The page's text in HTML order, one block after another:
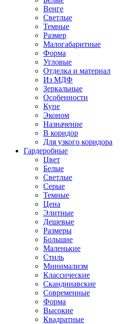
Венге
Светлые
Темные
Размер
Малогабаритные
Форма
Угловые
Отделка и материал
Из МДФ
Зеркальные
Особенности
Купе
Эконом
Назначение
В коридор
Для узкого коридора
Гардеробные
Цвет
Белые
Светлые
Серые
Темные
Цена
Элитные
Дешевые
Размеры
Большие
Маленькие
Стиль
Минимализм
Классические
Скандинавские
Современные
Форма
Высокие
Квадратные